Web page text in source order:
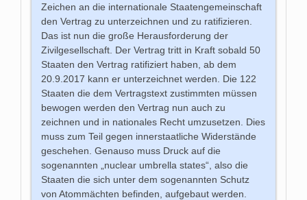
Zeichen an die internationale Staatengemeinschaft
den Vertrag zu unterzeichnen und zu ratifizieren.
Das ist nun die große Herausforderung der
Zivilgesellschaft. Der Vertrag tritt in Kraft sobald 50
Staaten den Vertrag ratifiziert haben, ab dem
20.9.2017 kann er unterzeichnet werden. Die 122
Staaten die dem Vertragstext zustimmten müssen
bewogen werden den Vertrag nun auch zu
zeichnen und in nationales Recht umzusetzen. Dies
muss zum Teil gegen innerstaatliche Widerstände
geschehen. Genauso muss Druck auf die
sogenannten „nuclear umbrella states“, also die
Staaten die sich unter dem sogenannten Schutz
von Atommächten befinden, aufgebaut werden.